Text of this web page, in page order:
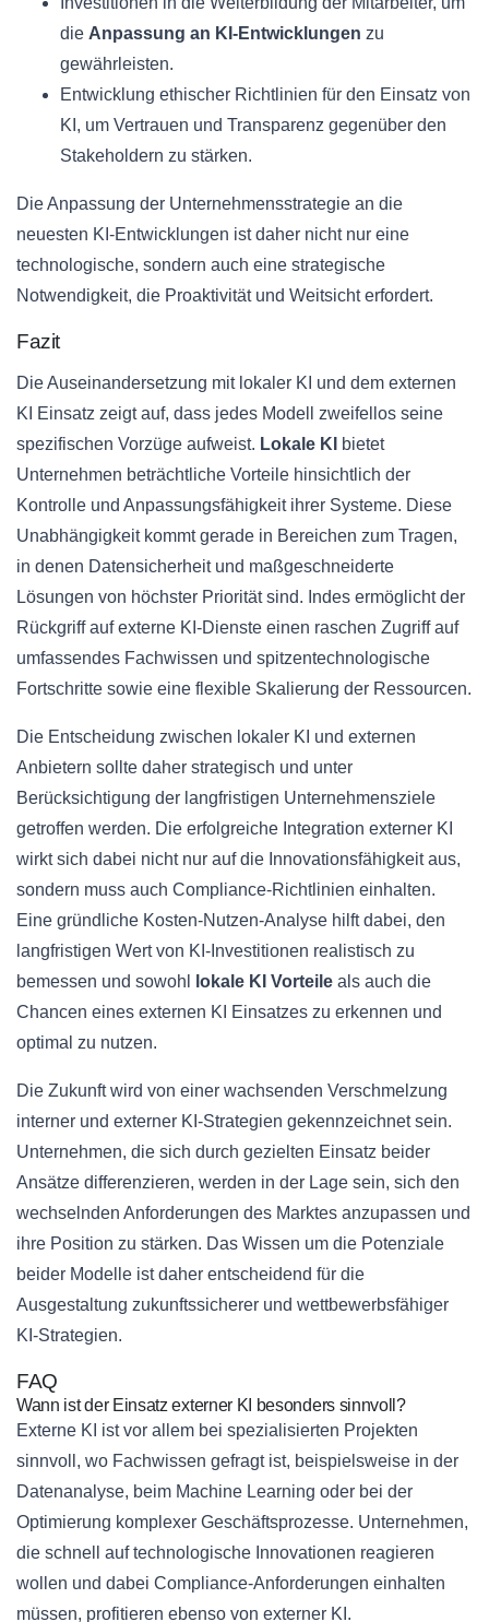
die Anpassung an KI-Entwicklungen zu
gewährleisten.
Entwicklung ethischer Richtlinien für den Einsatz von
KI, um Vertrauen und Transparenz gegenüber den
Stakeholdern zu stärken.
Die Anpassung der Unternehmensstrategie an die
neuesten KI-Entwicklungen ist daher nicht nur eine
technologische, sondern auch eine strategische
Notwendigkeit, die Proaktivität und Weitsicht erfordert.
Fazit
Die Auseinandersetzung mit lokaler KI und dem externen
KI Einsatz zeigt auf, dass jedes Modell zweifellos seine
spezifischen Vorzüge aufweist. Lokale KI
bietet
Unternehmen beträchtliche Vorteile hinsichtlich der
Kontrolle und Anpassungsfähigkeit ihrer Systeme. Diese
Unabhängigkeit kommt gerade in Bereichen zum Tragen,
in denen Datensicherheit und maßgeschneiderte
Lösungen von höchster Priorität sind. Indes ermöglicht der
Rückgriff auf externe KI-Dienste einen raschen Zugriff auf
umfassendes Fachwissen und spitzentechnologische
Fortschritte sowie eine flexible Skalierung der Ressourcen.
Die Entscheidung zwischen lokaler KI und externen
Anbietern sollte daher strategisch und unter
Berücksichtigung der langfristigen Unternehmensziele
getroffen werden. Die erfolgreiche Integration externer KI
wirkt sich dabei nicht nur auf die Innovationsfähigkeit aus,
sondern muss auch Compliance-Richtlinien einhalten.
Eine gründliche Kosten-Nutzen-Analyse hilft dabei, den
langfristigen Wert von KI-Investitionen realistisch zu
bemessen und sowohl
lokale KI Vorteile als auch die
Chancen eines externen KI Einsatzes zu erkennen und
optimal zu nutzen.
Die Zukunft wird von einer wachsenden Verschmelzung
interner und externer KI-Strategien gekennzeichnet sein.
Unternehmen, die sich durch gezielten Einsatz beider
Ansätze differenzieren, werden in der Lage sein, sich den
wechselnden Anforderungen des Marktes anzupassen und
ihre Position zu stärken. Das Wissen um die Potenziale
beider Modelle ist daher entscheidend für die
Ausgestaltung zukunftssicherer und wettbewerbsfähiger
KI-Strategien.
FAQ
Wann ist der Einsatz externer KI besonders sinnvoll?
Externe KI ist vor allem bei spezialisierten Projekten
sinnvoll, wo Fachwissen gefragt ist, beispielsweise in der
Datenanalyse, beim Machine Learning oder bei der
Optimierung komplexer Geschäftsprozesse. Unternehmen,
die schnell auf technologische Innovationen reagieren
wollen und dabei Compliance-Anforderungen einhalten
müssen, profitieren ebenso von externer KI.